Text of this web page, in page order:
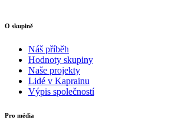
O skupině
Náš příběh
Hodnoty skupiny
Naše projekty
Lidé v Kaprainu
Výpis společností
Pro média